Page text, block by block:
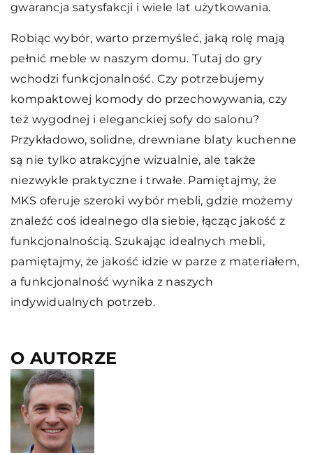
gwarancja satysfakcji i wiele lat użytkowania.
Robiąc wybór, warto przemyśleć, jaką rolę mają
pełnić meble w naszym domu. Tutaj do gry
wchodzi funkcjonalność. Czy potrzebujemy
kompaktowej komody do przechowywania, czy
też wygodnej i eleganckiej sofy do salonu?
Przykładowo, solidne, drewniane blaty kuchenne
są nie tylko atrakcyjne wizualnie, ale także
niezwykle praktyczne i trwałe. Pamiętajmy, że
MKS oferuje szeroki wybór mebli, gdzie możemy
znaleźć coś idealnego dla siebie, łącząc jakość z
funkcjonalnością. Szukając idealnych mebli,
pamiętajmy, że jakość idzie w parze z materiałem,
a funkcjonalność wynika z naszych
indywidualnych potrzeb.
O AUTORZE